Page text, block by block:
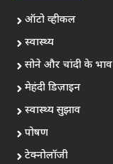
ऑटो व्हीकल
स्वास्थ्य
सोने और चांदी के भाव
मेहंदी डिज़ाइन
स्वास्थ्य सुझाव
पोषण
टेक्नोलॉजी